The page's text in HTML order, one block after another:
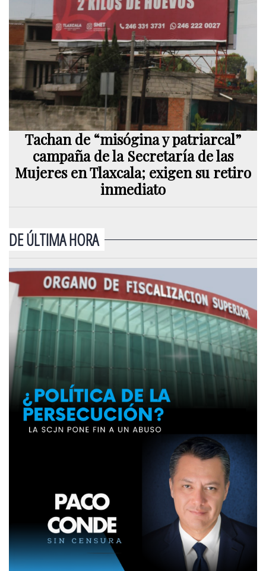
Tachan de “misógina y patriarcal”
campaña de la Secretaría de las
Mujeres en Tlaxcala; exigen su retiro
inmediato
DE ÚLTIMA HORA